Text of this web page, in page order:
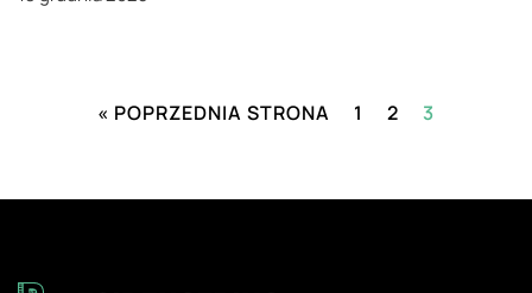
« POPRZEDNIA STRONA 1 2 3